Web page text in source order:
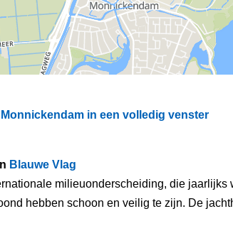
in een volledig venster
Blauwe Vlag
milieuonderscheiding, die jaarlijks
hebben schoon en veilig te zijn. De